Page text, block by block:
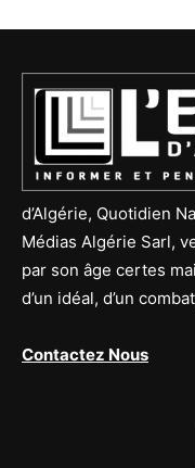
d’Algérie, Quotidien
Médias Algérie Sarl,
par son âge certes
d’un idéal, d’un
Contactez Nous